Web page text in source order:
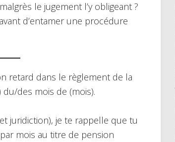
le jugement l’y obligeant ?
d’entamer une procédure
retard dans le règlement de la
des mois de (mois).
juridiction), je te rappelle que tu
mois au titre de pension